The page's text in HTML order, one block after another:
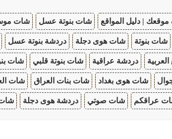
| دليل المواقع شات بنوتة عسل شات
شات بنوتة شات هوى دجلة دردشة بنوتة عسل
دردشة عراقية شات بنوتة قلبي شات
شات هوى بغداد شات بنات العراق شات
عراقكم شات صوتي دردشة هوى دجلة